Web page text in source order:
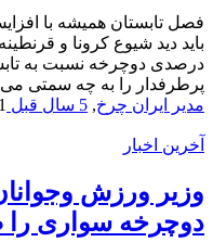
فصل تابستان همیشه با
درصدی دوچرخه نسبت به
پرطرفدار را به چه سمتی
مدیر ایران چرخ, 5 سال قبل 1 min
آخرین اخبار
وزیر ورزش
دوچرخه سواری را